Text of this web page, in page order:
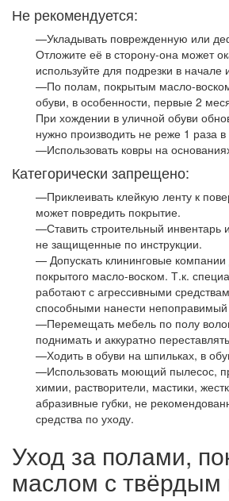
Не рекомендуется:
—Укладывать поврежденную или
Отложите её в сторону-она может
используйте для подрезки в начале
—По полам, покрытым масло-
обуви, в особенности, первые 2
При хождении в уличной обуви
нужно производить не реже 1 раза
—Использовать ковры на
Категорически запрещено:
—Приклеивать клейкую ленту к
может повредить покрытие.
—Ставить строительный инвентарь
не защищенные по инструкции.
— Допускать клининговые
покрытого масло-воском. Т.к.
работают с агрессивными
способными нанести
—Перемещать мебель по полу
поднимать и аккуратно
—Ходить в обуви на шпильках, в
—Использовать моющий пылесос,
химии, растворители, мастики,
абразивные губки, не
средства по уходу.
Уход за полами,
маслом с твёрдым